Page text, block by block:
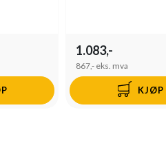
1.083,-
867,- eks. mva
KJØP